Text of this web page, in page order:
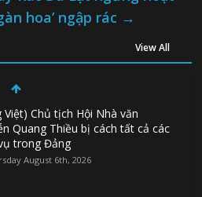
hoa’ ngập rác →
View All
Việt) Chủ tịch Hội Nhà văn
Quang Thiều bị cách tất cả các
trong Đảng
August 6th, 2026